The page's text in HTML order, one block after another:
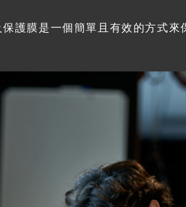
護膜是一個簡單且有效的方式